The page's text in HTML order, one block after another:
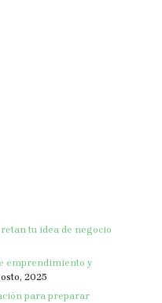
tu idea de negocio
emprendimiento y
2025
para preparar